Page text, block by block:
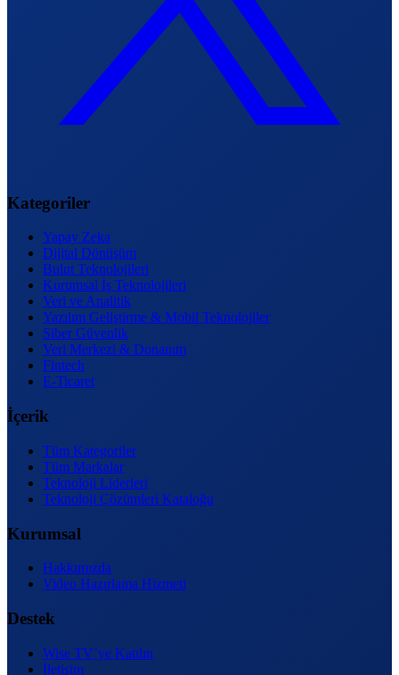
Kategoriler
Yapay Zeka
Dijital Dönüşüm
Bulut Teknolojileri
Kurumsal İş Teknolojileri
Veri ve Analitik
Yazılım Geliştirme & Mobil Teknolojiler
Siber Güvenlik
Veri Merkezi & Donanım
Fintech
E-Ticaret
İçerik
Tüm Kategoriler
Tüm Markalar
Teknoloji Liderleri
Teknoloji Çözümleri Kataloğu
Kurumsal
Hakkımızda
Video Hazırlama Hizmeti
Destek
Wise TV’ye Katılın
İletişim